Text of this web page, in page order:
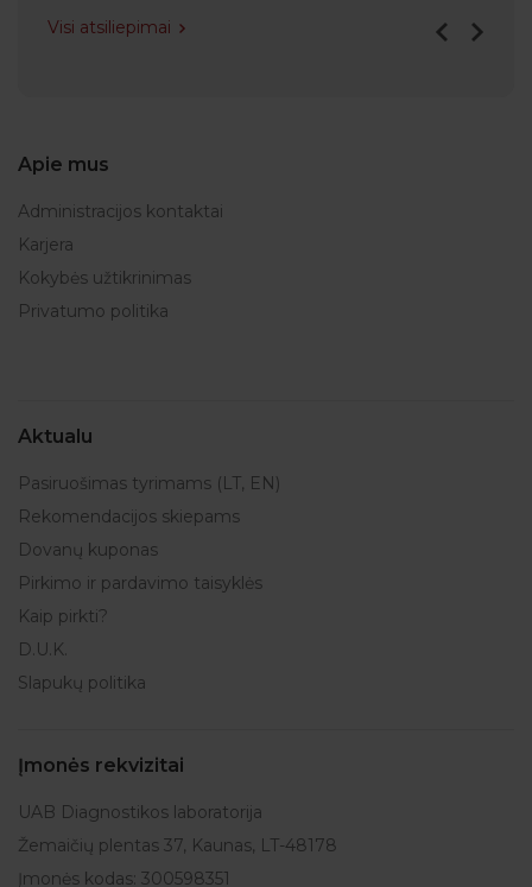
Visi atsiliepimai
Apie mus
Administracijos kontaktai
Karjera
Kokybės užtikrinimas
Privatumo politika
Aktualu
Pasiruošimas tyrimams (LT, EN)
Rekomendacijos skiepams
Dovanų kuponas
Pirkimo ir pardavimo taisyklės
Kaip pirkti?
D.U.K.
Slapukų politika
Įmonės rekvizitai
UAB Diagnostikos laboratorija
Žemaičių plentas 37, Kaunas, LT-48178
Įmonės kodas: 300598351